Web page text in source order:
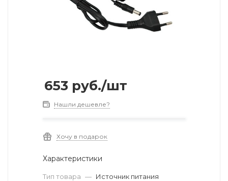
653 руб./шт
Нашли дешевле?
Хочу в подарок
Характеристики
Тип товара — Источник питания